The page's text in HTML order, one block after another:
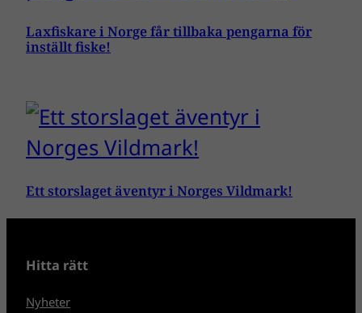
Laxfiskare i Norge får tillbaka pengarna för
inställt fiske!
Ett storslaget äventyr i Norges Vildmark!
Hitta rätt
Nyheter